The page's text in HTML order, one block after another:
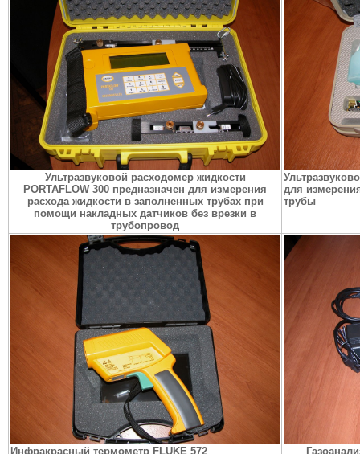
Ультразвуковой расходомер жидкости
PORTAFLOW 300 предназначен для измерения
расхода жидкости в заполненных трубах при
помощи накладных датчиков без врезки в
трубопровод
для
трубы
Инфракрасный термометр FLUKE 572